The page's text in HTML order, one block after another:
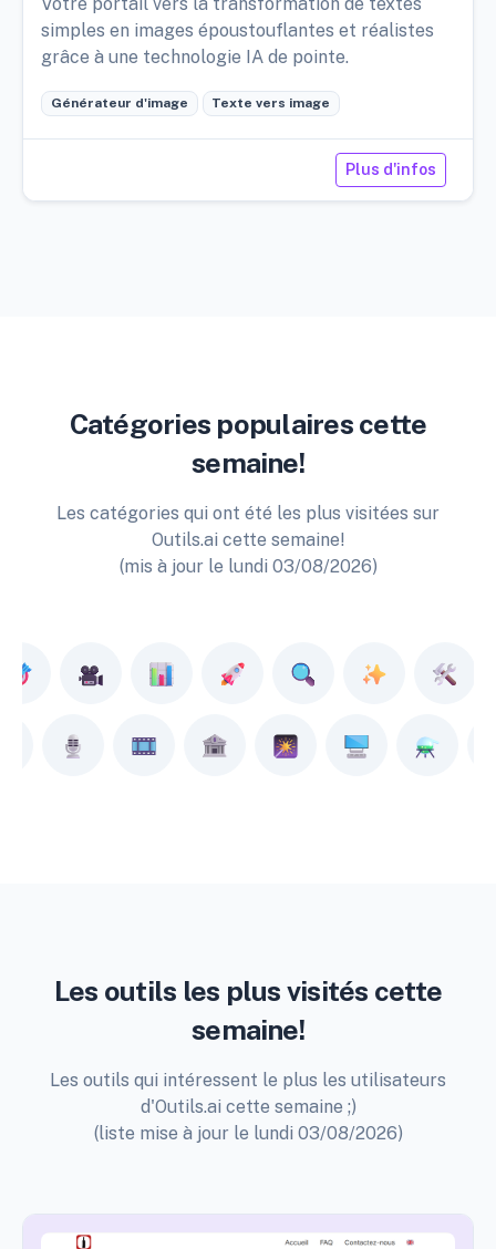
Votre portail vers la transformation de textes
simples en images époustouflantes et réalistes
grâce à une technologie IA de pointe.
Générateur d'image Texte vers image
Plus d'infos
Catégories populaires cette
semaine!
Les catégories qui ont été les plus visitées sur
Outils.ai cette semaine!
(mis à jour le lundi 03/08/2026)
Les outils les plus visités cette
semaine!
Les outils qui intéressent le plus les utilisateurs
d'Outils.ai cette semaine ;)
(liste mise à jour le lundi 03/08/2026)